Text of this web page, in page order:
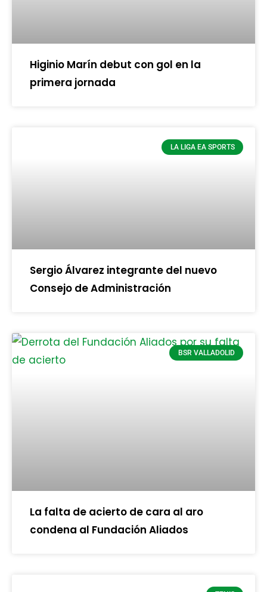
Higinio Marín debut con gol en la
primera jornada
LA LIGA EA SPORTS
Sergio Álvarez integrante del nuevo
Consejo de Administración
BSR VALLADOLID
La falta de acierto de cara al aro
condena al Fundación Aliados